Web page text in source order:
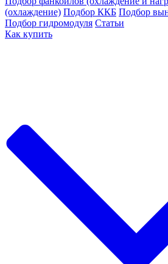
(охлаждение) Подбор ККБ Подбор
Подбор гидромодуля Статьи
Как купить